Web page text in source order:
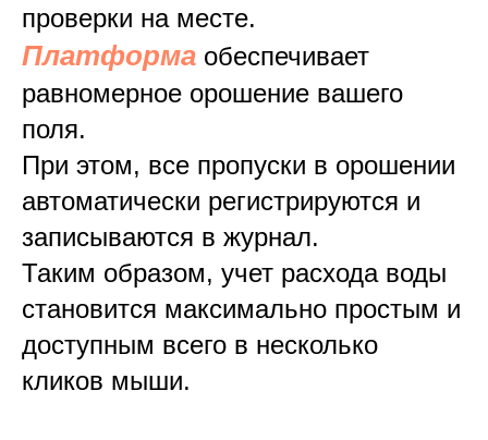
проверки на месте.
Платформа обеспечивает
равномерное орошение вашего
поля.
При этом, все пропуски в орошении
автоматически регистрируются и
записываются в журнал.
Таким образом, учет расхода воды
становится максимально простым и
доступным всего в несколько
кликов мыши.